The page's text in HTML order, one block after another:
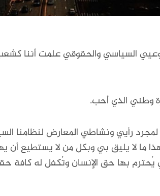
وعيي السياسي والحقوقي علمت أننا
وطني الذي أحب.
رأيي ونشاطي المعارض لنظامنا
ما لا يليق بي وبكل من لا يستطيع
يُحترم بها حق الإنسان وتُكفل له كافة